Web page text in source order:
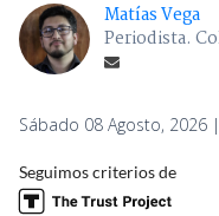
Matías Vega
Periodista.
Sábado 08 Agosto, 2026
Seguimos criterios de